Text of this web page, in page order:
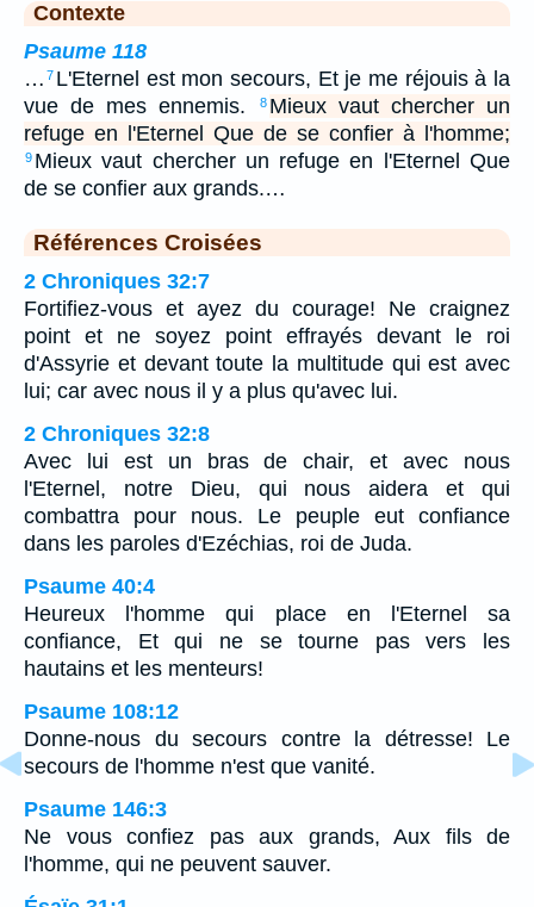
Contexte
Psaume 118
… 7 L'Eternel est mon secours, Et je me réjouis à la
vue de mes ennemis.
8 Mieux vaut chercher un
refuge en l'Eternel Que de se confier à l'homme;
9 Mieux vaut chercher un refuge en l'Eternel Que
de se confier aux grands.…
Références Croisées
2 Chroniques 32:7
Fortifiez-vous et ayez du courage! Ne craignez
point et ne soyez point effrayés devant le roi
d'Assyrie et devant toute la multitude qui est avec
lui; car avec nous il y a plus qu'avec lui.
2 Chroniques 32:8
Avec lui est un bras de chair, et avec nous
l'Eternel, notre Dieu, qui nous aidera et qui
combattra pour nous. Le peuple eut confiance
dans les paroles d'Ezéchias, roi de Juda.
Psaume 40:4
Heureux l'homme qui place en l'Eternel sa
confiance, Et qui ne se tourne pas vers les
hautains et les menteurs!
Psaume 108:12
Donne-nous du secours contre la détresse! Le
secours de l'homme n'est que vanité.
Psaume 146:3
Ne vous confiez pas aux grands, Aux fils de
l'homme, qui ne peuvent sauver.